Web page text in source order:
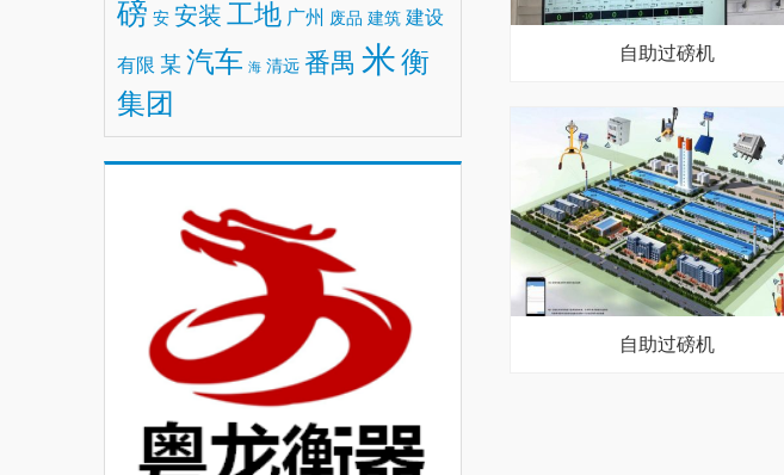
磅 安 安装 工地 广州 废品 建筑 建设
有限 某 汽车 海 清远 番禺 米衡
集团
自助过磅机
自助过磅机